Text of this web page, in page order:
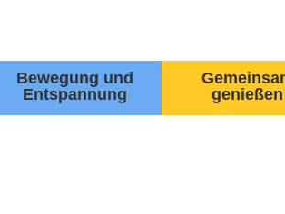
Bewegung und
Entspannung
genießen